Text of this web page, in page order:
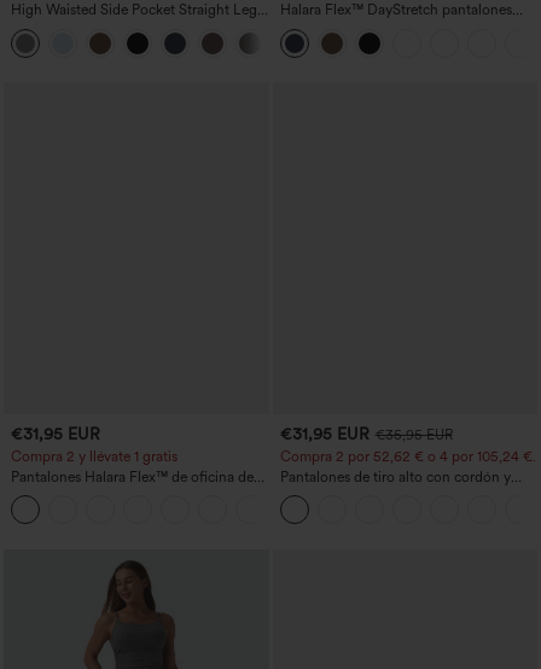
High Waisted Side Pocket Straight Leg
Work Pants
+23
Halara Flex™ DayStretch pantalones
acampanados de trabajo de tiro medio
con bolsillo lateral con cremallera
€31,95 EUR
Compra 2 y llévate 1 gratis
Pantalones Halara Flex™ de oficina de
tiro alto ligeramente acampanados con
bolsillos
€31,95 EUR €35,95 EUR
Compra 2 por 52,62 € o 4 por 105,24 €.
Pantalones de tiro alto con cordón y
bolsillos, pernera ancha, holgados y de
estilo casual con tacto de lino.